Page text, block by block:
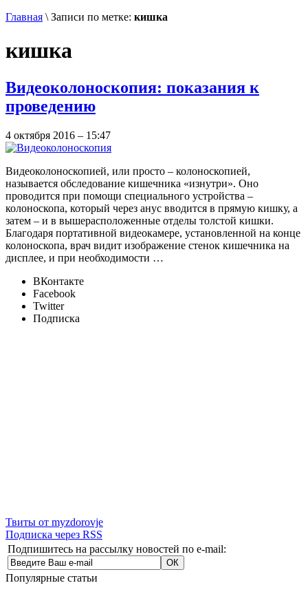
Главная \ Записи по метке: кишка
кишка
Видеоколоноскопия: показания к
проведению
4 октября 2016 – 15:47
Видеоколоноскопией, или просто – колоноскопией,
называется обследование кишечника «изнутри». Оно
проводится при помощи специального устройства –
колоноскопа, который через анус вводится в прямую кишку, а
затем – и в вышерасположенные отделы толстой кишки.
Благодаря портативной видеокамере, установленной на конце
колоноскопа, врач видит изображение стенок кишечника на
дисплее, и при необходимости …
ВКонтакте
Facebook
Twitter
Подписка
Твиты от myzdorovje
Подписка через RSS
Подпишитесь на рассылку новостей по e-mail:
Популярные статьи